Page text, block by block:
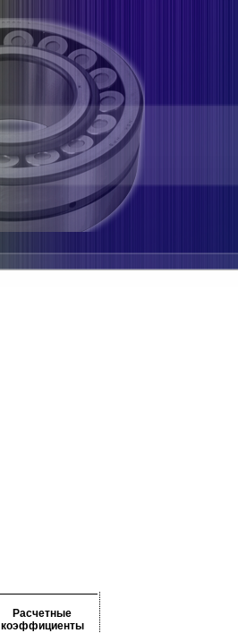
Расчетные
коэффициенты